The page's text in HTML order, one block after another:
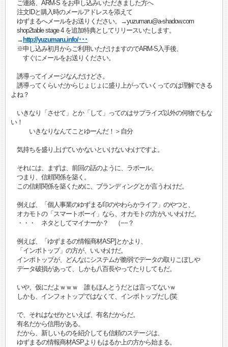
ご連絡、ARM-S をお申し込みいただきました方へ
注文IDと購入時のメールアドレスを添えて
ゆずまるへメールをお送りください。→yuzumaru@a-shadow.com
shop2table stage 4 を追加特典としてリリースいたします。
→ http://yuzumaru.info/･･･
※申し込み初月からご利用いただけますのでARM-S入手後、
すぐにメールをお送りください。
誘導ってイメージなんだけどさ。
誘導ってくらいだからじょじょに盛り上がっていくってのは理解できる
よね？
いきなり「させて」とか「して」ってのはサプライズ以外の何物でもな
い！
いきなりなんてことゆーんだ！＞自分
気持ちを盛り上げていかないといけないわけですよ。
それには、まずは、前回の話のように、ラポール。
つまり、信頼関係を築く。
この信頼関係を築くために、ブランディングとか言うわけだ。
例えば、「個人事業のゆずまる印のやわらかライフ」のやつと、
オカモトの「スマートボーイ」なら、オカモトの方がいいわけだ。
・・・ ネタとしてマイナーか？ （−−？
例えば、「ゆずまるの情報商材ASP]とかより、
「インポトップ」の方が、いいわけだ。
インポトップが、どんなにシステムが脆弱でデータの取りこぼしや
データ破損があって、しかも八百長やってたりしてもだ。
いや、仮にだよｗｗｗ 誰もほんとうだとは言ってないｗ
しかも、インフォトップではなくて、インポトップだし(笑
で、それはなぜかといえば、有名だからだ。
有名だから信用がある。
だから、新しいものを紹介しても信頼のステージは、
ゆずまるの情報商材ASPよりもはるか上の方から始まる。